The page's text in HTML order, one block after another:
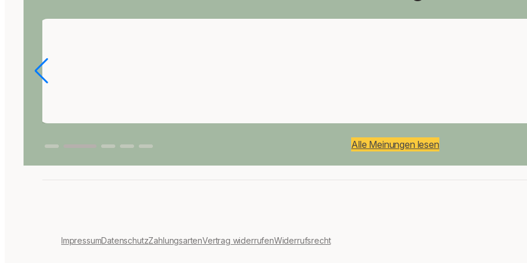
Alle Meinungen lesen
ImpressumDatenschutzZahlungsartenVertrag widerrufenWiderrufsrecht